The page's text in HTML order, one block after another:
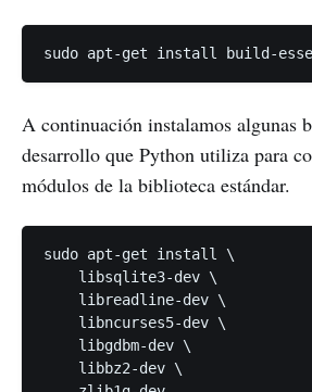
A continuación instalamos algunas
desarrollo que Python utiliza para
módulos de la biblioteca estándar.
sudo apt-get install \
    libsqlite3-dev \
    libreadline-dev \
    libncurses5-dev \
    libgdbm-dev \
    libbz2-dev \